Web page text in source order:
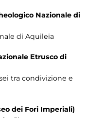
Nazionale di
di Aquileia
Etrusco di
tra condivizione e
dei Fori Imperiali)